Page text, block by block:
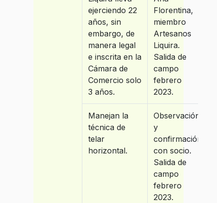
ejerciendo 22
años, sin
embargo, de
manera legal
e inscrita en la
Cámara de
Comercio solo
3 años.
Florentina,
miembro
Artesanos
Liquira.
Salida de
campo
febrero
2023.
Manejan la
técnica de
telar
horizontal.
Observación
y
confirmación
con socio.
Salida de
campo
febrero
2023.